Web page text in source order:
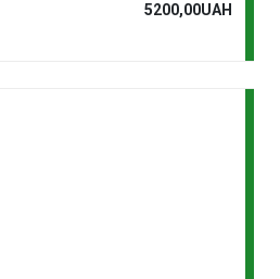
5200,00UAH